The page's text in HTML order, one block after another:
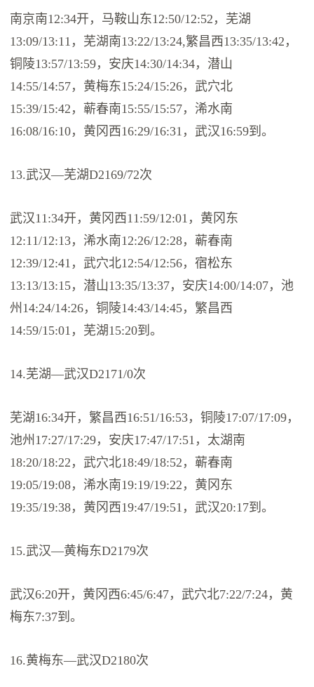
南京南12:34开，马鞍山东12:50/12:52，芜湖
13:09/13:11，芜湖南13:22/13:24,繁昌西13:35/13:42，
铜陵13:57/13:59，安庆14:30/14:34，潜山
14:55/14:57，黄梅东15:24/15:26，武穴北
15:39/15:42，蕲春南15:55/15:57，浠水南
16:08/16:10，黄冈西16:29/16:31，武汉16:59到。
13.武汉—芜湖D2169/72次
武汉11:34开，黄冈西11:59/12:01，黄冈东
12:11/12:13，浠水南12:26/12:28，蕲春南
12:39/12:41，武穴北12:54/12:56，宿松东
13:13/13:15，潜山13:35/13:37，安庆14:00/14:07，池
州14:24/14:26，铜陵14:43/14:45，繁昌西
14:59/15:01，芜湖15:20到。
14.芜湖—武汉D2171/0次
芜湖16:34开，繁昌西16:51/16:53，铜陵17:07/17:09，
池州17:27/17:29，安庆17:47/17:51，太湖南
18:20/18:22，武穴北18:49/18:52，蕲春南
19:05/19:08，浠水南19:19/19:22，黄冈东
19:35/19:38，黄冈西19:47/19:51，武汉20:17到。
15.武汉—黄梅东D2179次
武汉6:20开，黄冈西6:45/6:47，武穴北7:22/7:24，黄
梅东7:37到。
16.黄梅东—武汉D2180次